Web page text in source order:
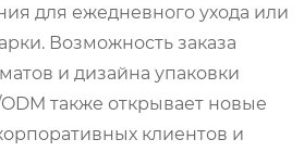
для ежедневного ухода или
Возможность заказа
и дизайна упаковки
также открывает новые
клиентов и